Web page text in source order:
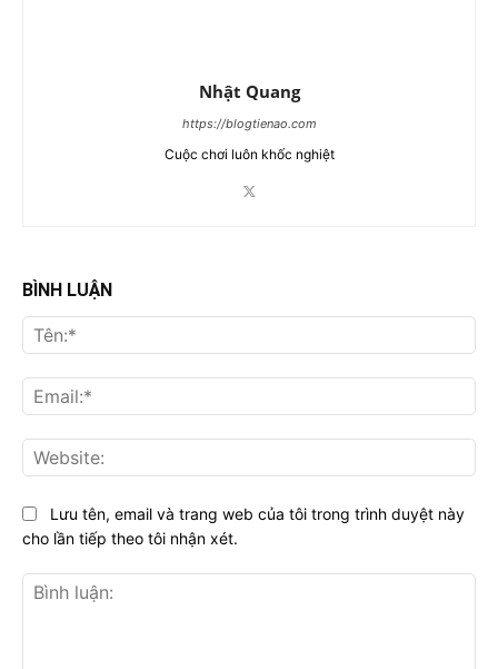
Nhật Quang
https://blogtienao.com
Cuộc chơi luôn khốc nghiệt
BÌNH LUẬN
Lưu tên, email và trang web của tôi trong trình duyệt này
cho lần tiếp theo tôi nhận xét.